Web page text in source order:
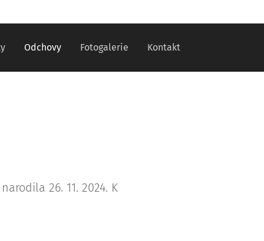
Odchovy Fotogalerie Kontakt
26. 11. 2024. K